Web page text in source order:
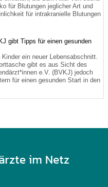
für Blutungen jeglicher Art und
für intrakranielle Blutungen
gibt Tipps für einen gesunden
ein neuer Lebensabschnitt.
gibt es aus Sicht des
e.V. (BVKJ) jedoch
für einen gesunden Start in den
im Netz